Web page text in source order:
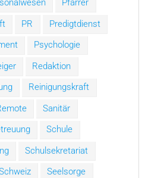
Pfarrer
PR
Predigtdienst
Psychologie
Redaktion
Reinigungskraft
Sanitär
Schule
Schulsekretariat
Seelsorge